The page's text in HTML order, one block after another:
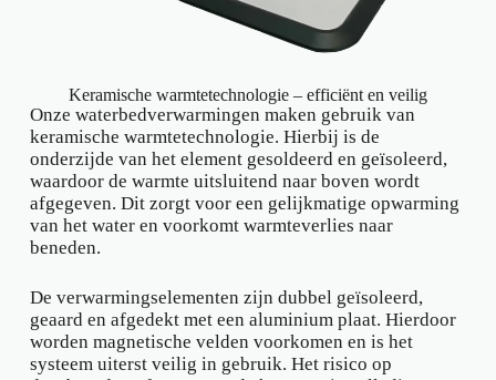
Keramische warmtetechnologie – efficiënt en veilig
Onze waterbedverwarmingen maken gebruik van
keramische warmtetechnologie. Hierbij is de
onderzijde van het element gesoldeerd en geïsoleerd,
waardoor de warmte uitsluitend naar boven wordt
afgegeven. Dit zorgt voor een gelijkmatige opwarming
van het water en voorkomt warmteverlies naar
beneden.
De verwarmingselementen zijn dubbel geïsoleerd,
geaard en afgedekt met een aluminium plaat. Hierdoor
worden magnetische velden voorkomen en is het
systeem uiterst veilig in gebruik. Het risico op